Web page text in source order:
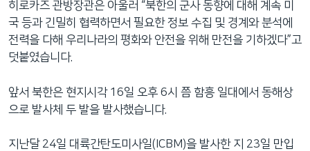
히로카즈 관방장관은 아울러 “북한의 군사 동향에 대해 계속 미
국 등과 긴밀히 협력하면서 필요한 정보 수집 및 경계와 분석에
전력을 다해 우리나라의 평화와 안전을 위해 만전을 기하겠다”고
덧붙였습니다.
앞서 북한은 현지시각 16일 오후 6시 쯤 함흥 일대에서 동해상
으로 발사체 두 발을 발사했습니다.
지난달 24일 대륙간탄도미사일(ICBM)을 발사한 지 23일 만입